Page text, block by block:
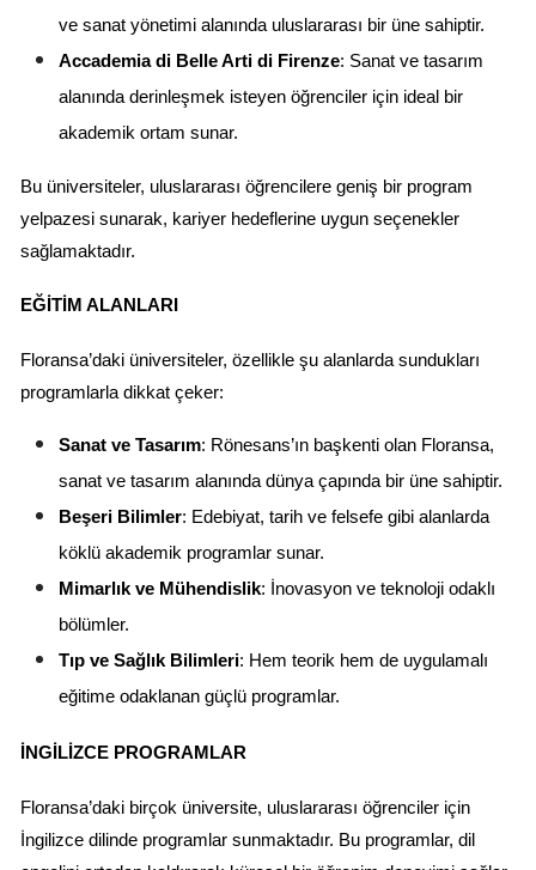
ve sanat yönetimi alanında uluslararası bir üne sahiptir.
Accademia di Belle Arti di Firenze: Sanat ve tasarım
alanında derinleşmek isteyen öğrenciler için ideal bir
akademik ortam sunar.
Bu üniversiteler, uluslararası öğrencilere geniş bir program
yelpazesi sunarak, kariyer hedeflerine uygun seçenekler
sağlamaktadır.
EĞITIM ALANLARI
Floransa’daki üniversiteler, özellikle şu alanlarda sundukları
programlarla dikkat çeker:
Sanat ve Tasarım: Rönesans’ın başkenti olan Floransa,
sanat ve tasarım alanında dünya çapında bir üne sahiptir.
Beşeri Bilimler: Edebiyat, tarih ve felsefe gibi alanlarda
köklü akademik programlar sunar.
Mimarlık ve Mühendislik: İnovasyon ve teknoloji odaklı
bölümler.
Tıp ve Sağlık Bilimleri: Hem teorik hem de uygulamalı
eğitime odaklanan güçlü programlar.
İNGILIZCE PROGRAMLAR
Floransa’daki birçok üniversite, uluslararası öğrenciler için
İngilizce dilinde programlar sunmaktadır. Bu programlar, dil